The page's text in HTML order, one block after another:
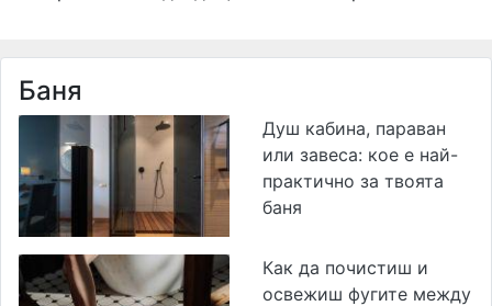
Баня
Душ кабина, параван
или завеса: кое е най-
практично за твоята
баня
Как да почистиш и
освежиш фугите между